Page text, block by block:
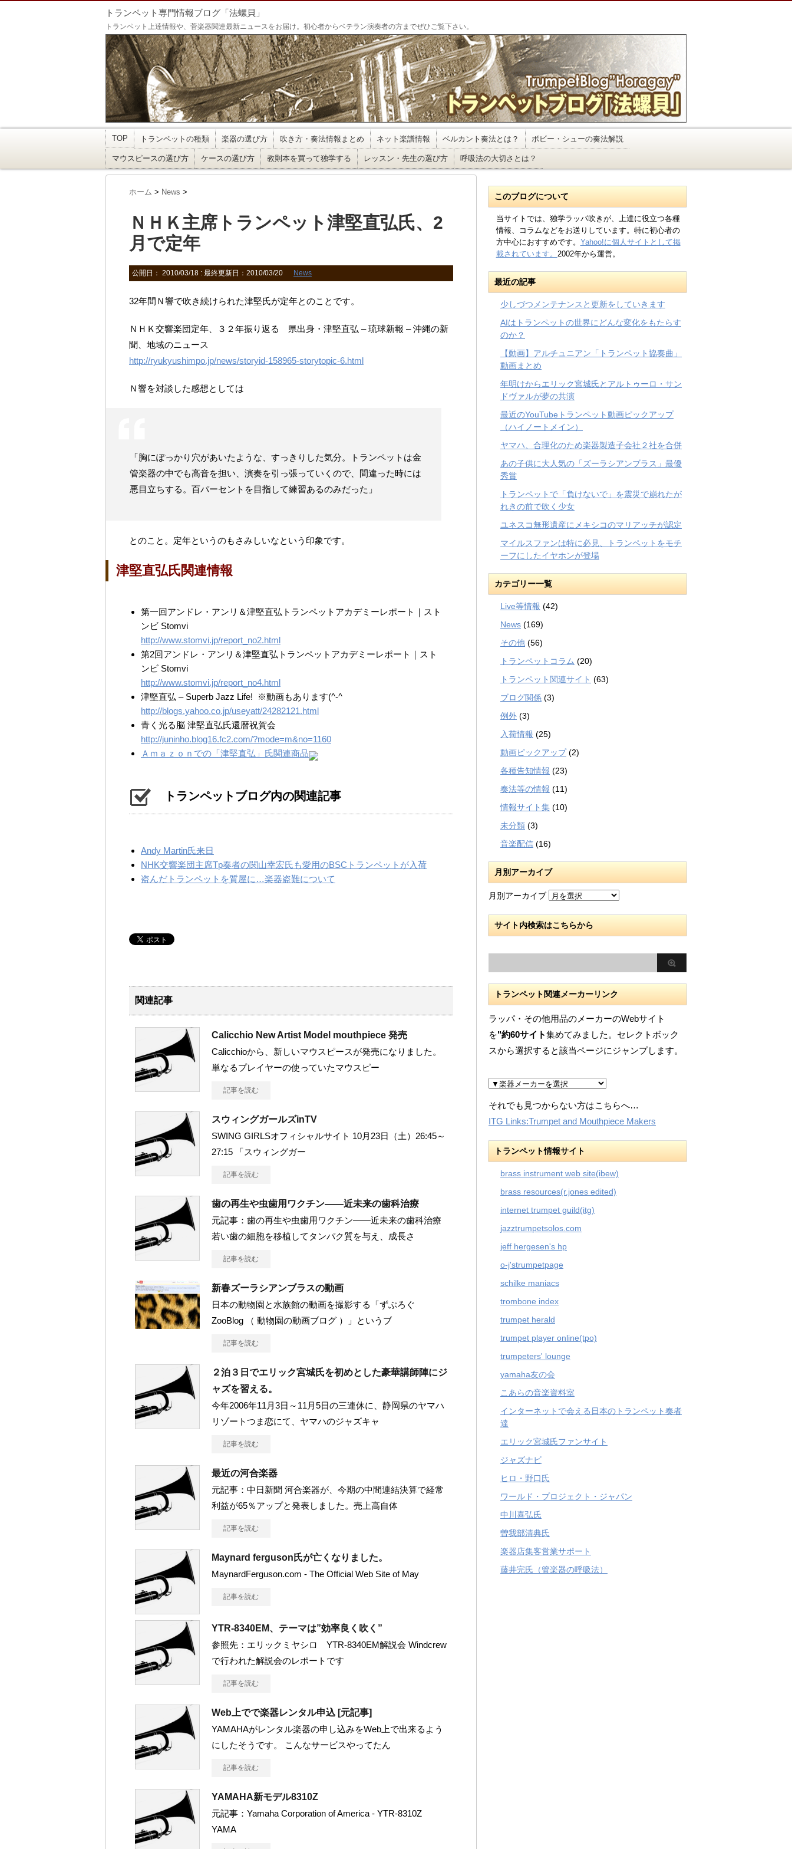
トランペット専門情報ブログ「法螺貝」
トランペット上達情報や、菅楽器関連最新ニュースをお届け。初心者からベテラン演奏者の方までぜひご覧下さい。
TOP トランペットの種類 楽器の選び方 吹き方・奏法情報まとめ ネット楽譜情報 ベルカント奏法とは？ ボビー・シューの奏法解説
マウスピースの選び方 ケースの選び方 教則本を買って独学する レッスン・先生の選び方 呼吸法の大切さとは？
ホーム > News >
ＮＨＫ主席トランペット津堅直弘氏、2
月で定年
公開日： 2010/03/18 : 最終更新日：2010/03/20 News
32年間Ｎ響で吹き続けられた津堅氏が定年とのことです。
ＮＨＫ交響楽団定年、３２年振り返る 県出身・津堅直弘 – 琉球新報 – 沖縄の新
聞、地域のニュース
http://ryukyushimpo.jp/news/storyid-158965-storytopic-6.html
Ｎ響を対談した感想としては
「胸にぽっかり穴があいたような、すっきりした気分。トランペットは金
管楽器の中でも高音を担い、演奏を引っ張っていくので、間違った時には
悪目立ちする。百パーセントを目指して練習あるのみだった」
とのこと。定年というのもさみしいなという印象です。
津堅直弘氏関連情報
第一回アンドレ・アンリ＆津堅直弘トランペットアカデミーレポート｜スト
ンビ Stomvi
http://www.stomvi.jp/report_no2.html
第2回アンドレ・アンリ＆津堅直弘トランペットアカデミーレポート｜スト
ンビ Stomvi
http://www.stomvi.jp/report_no4.html
津堅直弘 – Superb Jazz Life! ※動画もあります(^-^
http://blogs.yahoo.co.jp/useyatt/24282121.html
青く光る脳 津堅直弘氏還暦祝賀会
http://juninho.blog16.fc2.com/?mode=m&no=1160
Ａｍａｚｏｎでの「津堅直弘」氏関連商品
トランペットブログ内の関連記事
Andy Martin氏来日
NHK交響楽団主席Tp奏者の関山幸宏氏も愛用のBSCトランペットが入荷
盗んだトランペットを質屋に…楽器盗難について
関連記事
Calicchio New Artist Model mouthpiece 発売
Calicchioから、新しいマウスピースが発売になりました。
単なるプレイヤーの使っていたマウスピー
記事を読む
スウィングガールズinTV
SWING GIRLSオフィシャルサイト 10月23日（土）26:45～
27:15 「スウィングガー
記事を読む
歯の再生や虫歯用ワクチン――近未来の歯科治療
元記事：歯の再生や虫歯用ワクチン――近未来の歯科治療
若い歯の細胞を移植してタンパク質を与え、成長さ
記事を読む
新春ズーラシアンブラスの動画
日本の動物園と水族館の動画を撮影する「ずぶろぐ
ZooBlog （ 動物園の動画ブログ ）」というブ
記事を読む
２泊３日でエリック宮城氏を初めとした豪華講師陣にジ
ャズを習える。
今年2006年11月3日～11月5日の三連休に、静岡県のヤマハ
リゾートつま恋にて、ヤマハのジャズキャ
記事を読む
最近の河合楽器
元記事：中日新聞 河合楽器が、今期の中間連結決算で経常
利益が65％アップと発表しました。売上高自体
記事を読む
Maynard ferguson氏が亡くなりました。
MaynardFerguson.com - The Official Web Site of May
記事を読む
YTR-8340EM、テーマは”効率良く吹く”
参照先：エリックミヤシロ YTR-8340EM解説会 Windcrew
で行われた解説会のレポートです
記事を読む
Web上でで楽器レンタル申込 [元記事]
YAMAHAがレンタル楽器の申し込みをWeb上で出来るよう
にしたそうです。 こんなサービスやってたん
記事を読む
YAMAHA新モデル8310Z
元記事：Yamaha Corporation of America - YTR-8310Z
YAMA
このブログについて
当サイトでは、独学ラッパ吹きが、上達に役立つ各種
情報、コラムなどをお送りしています。特に初心者の
方中心におすすめです。
Yahoo!に個人サイトとして掲
載されています。 2002年から運営。
最近の記事
少しづつメンテナンスと更新をしていきます
AIはトランペットの世界にどんな変化をもたらす
のか？
【動画】アルチュニアン「トランペット協奏曲」
動画まとめ
年明けからエリック宮城氏とアルトゥーロ・サン
ドヴァルが夢の共演
最近のYouTubeトランペット動画ピックアップ
（ハイノートメイン）
ヤマハ、合理化のため楽器製造子会社２社を合併
あの子供に大人気の「ズーラシアンブラス」最優
秀賞
トランペットで「負けないで」を震災で崩れたが
れきの前で吹く少女
ユネスコ無形遺産にメキシコのマリアッチが認定
マイルスファンは特に必見、トランペットをモチ
ーフにしたイヤホンが登場
カテゴリー一覧
Live等情報 (42)
News (169)
その他 (56)
トランペットコラム (20)
トランペット関連サイト (63)
ブログ関係 (3)
例外 (3)
入荷情報 (25)
動画ピックアップ(2)
各種告知情報 (23)
奏法等の情報 (11)
情報サイト集 (10)
未分類 (3)
音楽配信 (16)
月別アーカイブ
月別アーカイブ
サイト内検索はこちらから
トランペット関連メーカーリンク
ラッパ・その他用品のメーカーのWebサイト
を"約60サイト集めてみました。セレクトボック
スから選択すると該当ページにジャンプします。
それでも見つからない方はこちらへ…
ITG Links:Trumpet and Mouthpiece Makers
トランペット情報サイト
brass instrument web site(ibew)
brass resources(r.jones edited)
internet trumpet guild(itg)
jazztrumpetsolos.com
jeff hergesen's hp
o-j'strumpetpage
schilke maniacs
trombone index
trumpet herald
trumpet player online(tpo)
trumpeters' lounge
yamaha友の会
こあらの音楽資料室
インターネットで会える日本のトランペット奏者
達
エリック宮城氏ファンサイト
ジャズナビ
ヒロ・野口氏
ワールド・プロジェクト・ジャパン
中川喜弘氏
曽我部清典氏
楽器店集客営業サポート
藤井完氏（管楽器の呼吸法）